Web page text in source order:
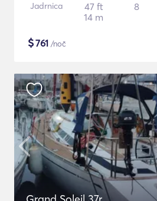
Jadrnica
47 ft
14 m
8
$761 /noč